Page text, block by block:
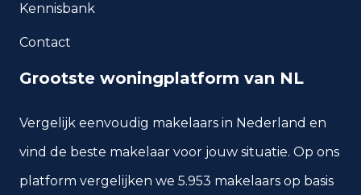
Kennisbank
Contact
Grootste woningplatform van NL
Vergelijk eenvoudig makelaars in Nederland en
vind de beste makelaar voor jouw situatie. Op ons
platform vergelijken we 5.953 makelaars op basis